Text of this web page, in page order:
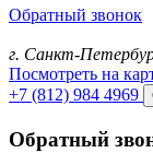
Обратный звонок
г. Санкт-
Посмотреть на
+7 (812) 984 4969
Обратный